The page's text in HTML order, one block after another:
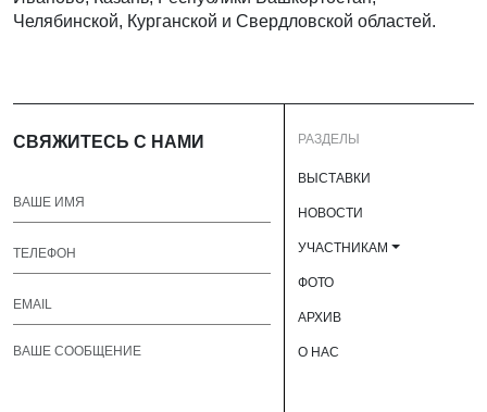
Челябинской, Курганской и Свердловской областей.
СВЯЖИТЕСЬ С НАМИ РАЗДЕЛЫ
ВЫСТАВКИ
НОВОСТИ
УЧАСТНИКАМ
ФОТО
АРХИВ
О НАС